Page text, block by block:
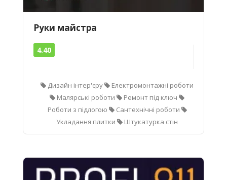
Руки майстра
4.40
Дизайн інтер'єру
Електромонтажні роботи
Малярські роботи
Ремонт під ключ
Роботи з підлогою
Сантехнічні роботи
Укладання плитки
Штукатурка стін